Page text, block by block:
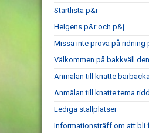
Startlista p&r
Helgens p&r och p&j
Missa inte prova på ridning
Välkommen på bakkväll
Anmälan till knatte
Anmälan till knatte tema
Lediga stallplatser
Informationsträff om att bli